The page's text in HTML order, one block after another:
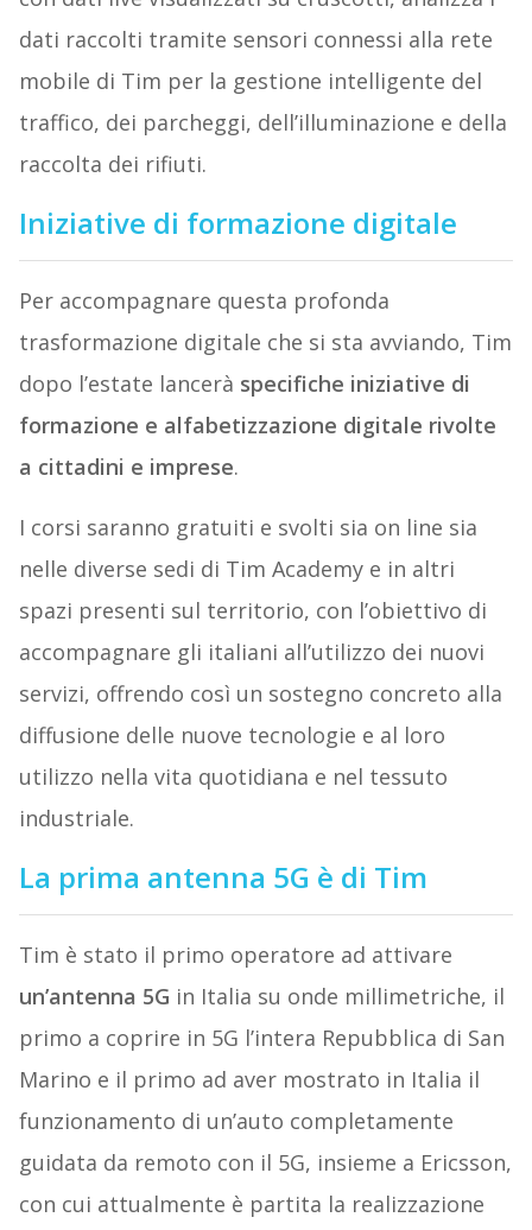
dati raccolti tramite sensori connessi alla rete
mobile di Tim per la gestione intelligente del
traffico, dei parcheggi, dell’illuminazione e della
raccolta dei rifiuti.
Iniziative di formazione digitale
Per accompagnare questa profonda
trasformazione digitale che si sta avviando, Tim
dopo l’estate lancerà specifiche iniziative di
formazione e alfabetizzazione digitale rivolte
a cittadini e imprese.
I corsi saranno gratuiti e svolti sia on line sia
nelle diverse sedi di Tim Academy e in altri
spazi presenti sul territorio, con l’obiettivo di
accompagnare gli italiani all’utilizzo dei nuovi
servizi, offrendo così un sostegno concreto alla
diffusione delle nuove tecnologie e al loro
utilizzo nella vita quotidiana e nel tessuto
industriale.
La prima antenna 5G è di Tim
Tim è stato il primo operatore ad attivare
un’antenna 5G in Italia su onde millimetriche, il
primo a coprire in 5G l’intera Repubblica di San
Marino e il primo ad aver mostrato in Italia il
funzionamento di un’auto completamente
guidata da remoto con il 5G, insieme a Ericsson,
con cui attualmente è partita la realizzazione